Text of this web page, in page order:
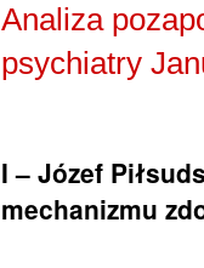
Analiza
psychiatry
I – Józef
mechanizmu